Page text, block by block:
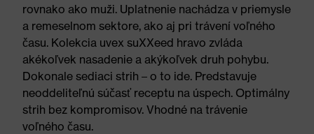
rovnako ako muži. Uplatnenie nachádza v priemysle
a remeselnom sektore, ako aj pri trávení voľného
času. Kolekcia uvex suXXeed hravo zvláda
akékoľvek nasadenie a akýkoľvek druh pohybu.
Dokonale sediaci strih – o to ide. Predstavuje
neoddeliteľnú súčasť receptu na úspech. Optimálny
strih bez kompromisov. Vhodné na trávenie
voľného času.